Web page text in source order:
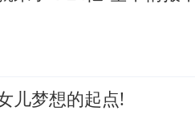
儿梦想的起点!